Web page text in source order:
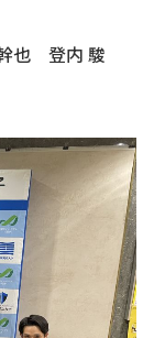
也 登内 駿